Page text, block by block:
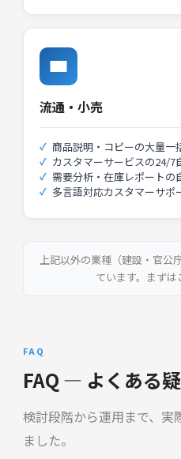
流通・小売
商品説明・コピーの大量一
カスタマーサービスの24/7
需要分析・在庫レポートの
多言語対応カスタマーサポ
上記以外の業種（建設・官公
ています。まずは
FAQ
FAQ — よくある
検討段階から運用まで、実
ました。